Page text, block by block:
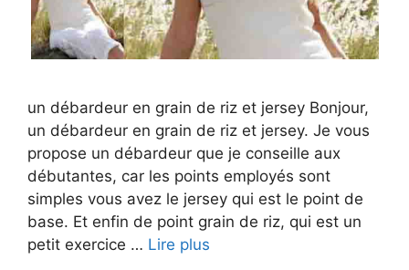
un débardeur en grain de riz et jersey Bonjour,
un débardeur en grain de riz et jersey. Je vous
propose un débardeur que je conseille aux
débutantes, car les points employés sont
simples vous avez le jersey qui est le point de
base. Et enfin de point grain de riz, qui est un
petit exercice … Lire plus